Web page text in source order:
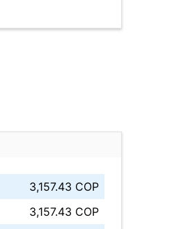
3,157.43 COP
3,157.43 COP